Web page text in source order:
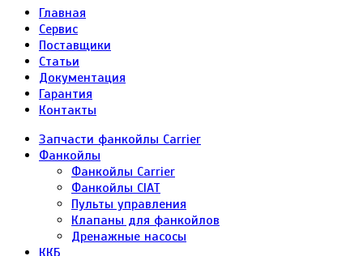
Главная
Сервис
Поставщики
Статьи
Документация
Гарантия
Контакты
Запчасти фанкойлы Carrier
Фанкойлы
Фанкойлы Carrier
Фанкойлы CIAT
Пульты управления
Клапаны для фанкойлов
Дренажные насосы
ККБ